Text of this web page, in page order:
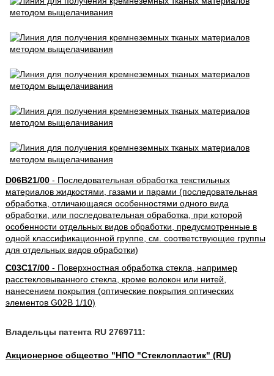
D06B21/00- Последовательная обработка текстильных
материалов жидкостями, газами и парами (последовательная
обработка, отличающаяся особенностями одного вида
обработки, или последовательная обработка, при которой
особенности отдельных видов обработки, предусмотренные в
одной классификационной группе, см. соответствующие группы
для отдельных видов обработки)
C03C17/00- Поверхностная обработка стекла, например
расстекловыванного стекла, кроме волокон или нитей,
нанесением покрытия (оптические покрытия оптических
элементов G02B 1/10)
Владельцы патента RU 2769711:
Акционерное общество "НПО "Стеклопластик" (RU)